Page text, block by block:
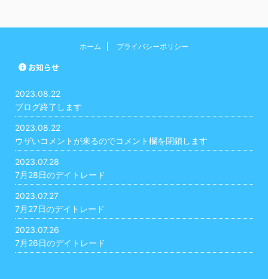
ホーム プライバシーポリシー
お知らせ
2023.08.22
ブログ終了します
2023.08.22
ウザいコメントが来るのでコメント欄を閉鎖します
2023.07.28
7月28日のデイトレード
2023.07.27
7月27日のデイトレード
2023.07.26
7月26日のデイトレード